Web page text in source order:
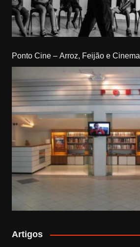
Ponto Cine – Arroz, Feijão e Cinema
Artigos